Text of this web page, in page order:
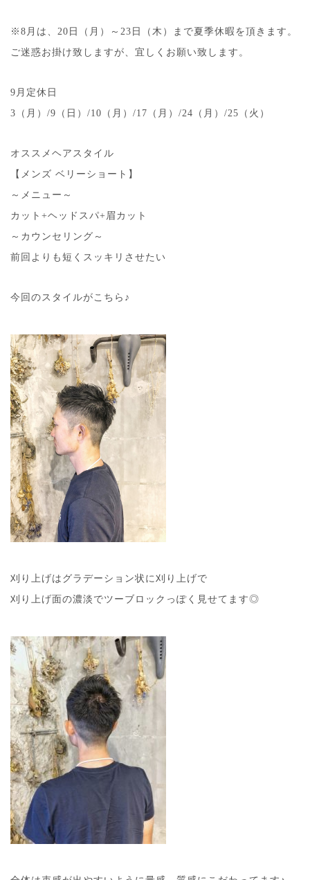
※8月は、20日（月）～23日（木）まで夏季休暇を頂きます。
ご迷惑お掛け致しますが、宜しくお願い致します。
9月定休日
3（月）/9（日）/10（月）/17（月）/24（月）/25（火）
オススメヘアスタイル
【メンズ ベリーショート】
～メニュー～
カット+ヘッドスパ+眉カット
～カウンセリング～
前回よりも短くスッキリさせたい
今回のスタイルがこちら♪
刈り上げはグラデーション状に刈り上げで
刈り上げ面の濃淡でツーブロックっぽく見せてます◎